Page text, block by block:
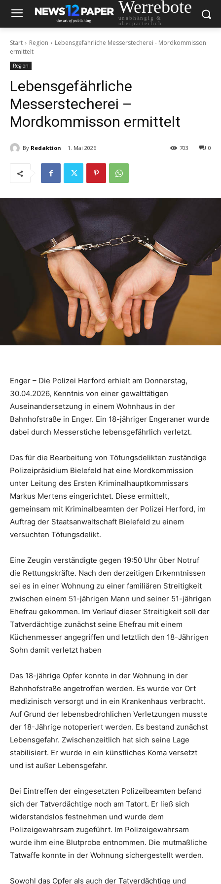
Werrebote
unabhängig &
überparteilich
Start Region
Lebensgefährliche Messerstecherei - Mordkommisson
ermittelt
Region
Lebensgefährliche
Messerstecherei –
Mordkommisson ermittelt
By Redaktion 1. Mai 2026 0
703
Enger – Die Polizei Herford erhielt am Donnerstag,
30.04.2026, Kenntnis von einer gewalttätigen
Auseinandersetzung in einem Wohnhaus in der
Bahnhofstraße in Enger. Ein 18-jähriger Engeraner wurde
dabei durch Messerstiche lebensgefährlich verletzt.
Das für die Bearbeitung von Tötungsdelikten zuständige
Polizeipräsidium Bielefeld hat eine Mordkommission
unter Leitung des Ersten Kriminalhauptkommissars
Markus Mertens eingerichtet. Diese ermittelt,
gemeinsam mit Kriminalbeamten der Polizei Herford, im
Auftrag der Staatsanwaltschaft Bielefeld zu einem
versuchten Tötungsdelikt.
Eine Zeugin verständigte gegen 19:50 Uhr über Notruf
die Rettungskräfte. Nach den derzeitigen Erkenntnissen
sei es in einer Wohnung zu einer familiären Streitigkeit
zwischen einem 51-jährigen Mann und seiner 51-jährigen
Ehefrau gekommen. Im Verlauf dieser Streitigkeit soll der
Tatverdächtige zunächst seine Ehefrau mit einem
Küchenmesser angegriffen und letztlich den 18-Jährigen
Sohn damit verletzt haben
Das 18-jährige Opfer konnte in der Wohnung in der
Bahnhofstraße angetroffen werden. Es wurde vor Ort
medizinisch versorgt und in ein Krankenhaus verbracht.
Auf Grund der lebensbedrohlichen Verletzungen musste
der 18-Jährige notoperiert werden. Es bestand zunächst
Lebensgefahr. Zwischenzeitlich hat sich seine Lage
stabilisiert. Er wurde in ein künstliches Koma versetzt
und ist außer Lebensgefahr.
Bei Eintreffen der eingesetzten Polizeibeamten befand
sich der Tatverdächtige noch am Tatort. Er ließ sich
widerstandslos festnehmen und wurde dem
Polizeigewahrsam zugeführt. Im Polizeigewahrsam
wurde ihm eine Blutprobe entnommen. Die mutmaßliche
Tatwaffe konnte in der Wohnung sichergestellt werden.
Sowohl das Opfer als auch der Tatverdächtige und